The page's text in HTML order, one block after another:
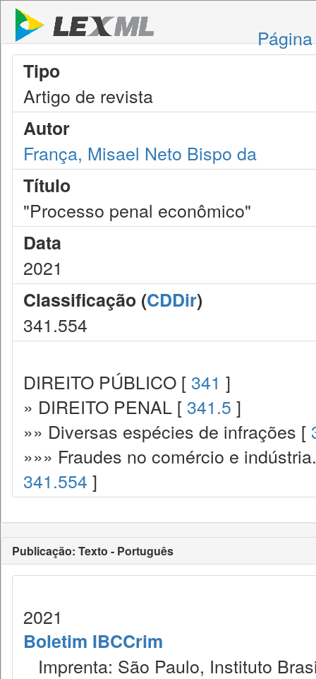
Tipo
Artigo de revista
Autor
França, Misael Neto Bispo da
Título
"Processo penal econômico"
Data
2021
Classificação (CDDir)
341.554
DIREITO PÚBLICO [ 341 ]
» DIREITO PENAL [ 341.5 ]
»» Diversas espécies de infrações [
»»» Fraudes no comércio e
341.554 ]
Publicação: Texto - Português
2021
Boletim IBCCrim
Imprenta: São Paulo, Instituto